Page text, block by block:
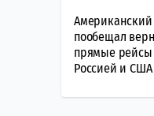
пообещал
прямые
Россией и США